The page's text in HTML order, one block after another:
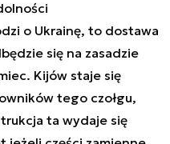
o Ukrainę, to dostawa
się na zasadzie
Kijów staje się
tego czołgu,
ta wydaje się